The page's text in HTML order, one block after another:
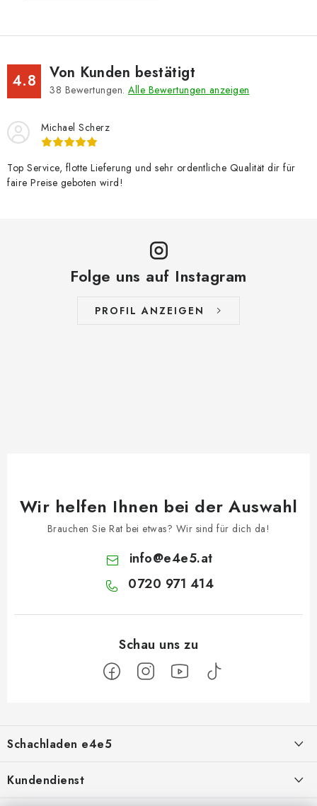
4.8 Von Kunden bestätigt
38 Bewertungen. Alle Bewertungen anzeigen
Michael Scherz
Top Service, flotte Lieferung und sehr ordentliche Qualität dir für
faire Preise geboten wird!
Folge uns auf Instagram
PROFIL ANZEIGEN
Wir helfen Ihnen bei der Auswahl
Brauchen Sie Rat bei etwas? Wir sind für dich da!
info@e4e5.at
0720 971 414
ß
z
e
Schachladen e4e5
Kundendienst